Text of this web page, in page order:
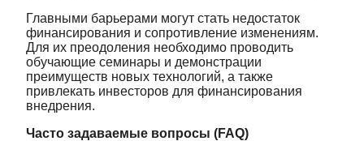
Главными барьерами могут стать недостаток
финансирования и сопротивление изменениям.
Для их преодоления необходимо проводить
обучающие семинары и демонстрации
преимуществ новых технологий, а также
привлекать инвесторов для финансирования
внедрения.
Часто задаваемые вопросы (FAQ)